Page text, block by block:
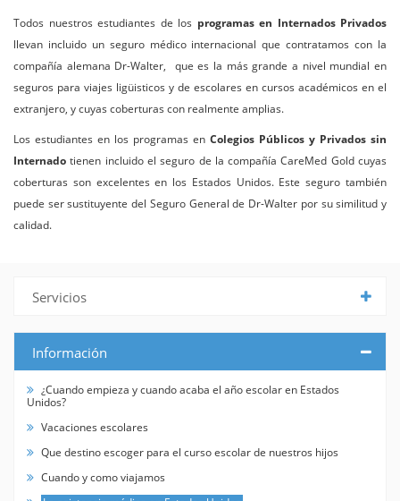
Todos nuestros estudiantes de los programas en Internados Privados
llevan incluido un seguro médico internacional que contratamos con la
compañía alemana Dr-Walter, que es la más grande a nivel mundial en
seguros para viajes ligüisticos y de escolares en cursos académicos en el
extranjero, y cuyas coberturas con realmente amplias.
Los estudiantes en los programas en Colegios Públicos y Privados sin
Internado tienen incluido el seguro de la compañía CareMed Gold cuyas
coberturas son excelentes en los Estados Unidos. Este seguro también
puede ser sustituyente del Seguro General de Dr-Walter por su similitud y
calidad.
Servicios
Información
¿Cuando empieza y cuando acaba el año escolar en Estados
Unidos?
Vacaciones escolares
Que destino escoger para el curso escolar de nuestros hijos
Cuando y como viajamos